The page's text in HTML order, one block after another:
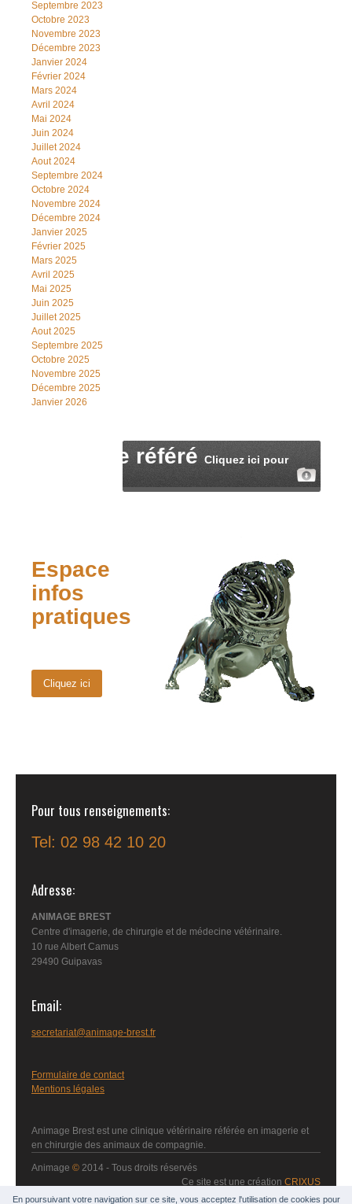
Septembre 2023
Octobre 2023
Novembre 2023
Décembre 2023
Janvier 2024
Février 2024
Mars 2024
Avril 2024
Mai 2024
Juin 2024
Juillet 2024
Aout 2024
Septembre 2024
Octobre 2024
Novembre 2024
Décembre 2024
Janvier 2025
Février 2025
Mars 2025
Avril 2025
Mai 2025
Juin 2025
Juillet 2025
Aout 2025
Septembre 2025
Octobre 2025
Novembre 2025
Décembre 2025
Janvier 2026
Fiche de référé Cliquez ici pour
Espace
infos
pratiques
Cliquez ici
Pour tous renseignements
Tel: 02 98 42 10 20
Adresse
ANIMAGE BREST
Centre d'imagerie, de chirurgie et de médecine vétérinaire.
10 rue Albert Camus
29490 Guipavas
Email
secretariat@animage-brest.fr
Formulaire de contact
Mentions légales
Animage Brest est une clinique vétérinaire référée en imagerie et
en chirurgie des animaux de compagnie.
Animage © 2014 - Tous droits réservés
Ce site est une création CRIXUS
En poursuivant votre navigation sur ce site, vous acceptez l'utilisation de cookies pour